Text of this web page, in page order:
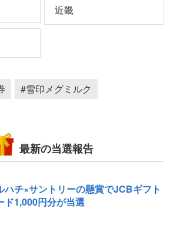
近畿
#雪印メグミルク
最新の当選報告
ハチ×サントリーの懸賞でJCBギフト
ド1,000円分が当選